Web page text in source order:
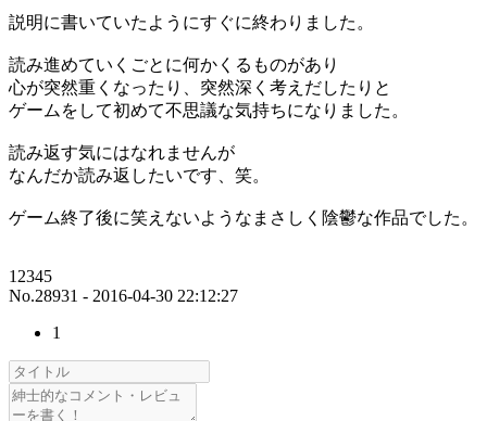
説明に書いていたようにすぐに終わりました。
読み進めていくごとに何かくるものがあり
心が突然重くなったり、突然深く考えだしたりと
ゲームをして初めて不思議な気持ちになりました。
読み返す気にはなれませんが
なんだか読み返したいです、笑。
ゲーム終了後に笑えないようなまさしく陰鬱な作品でした。
12345
No.28931 - 2016-04-30 22:12:27
1